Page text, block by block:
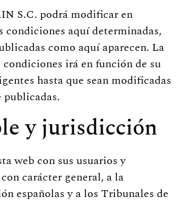
S.C. podrá modificar en
aquí determinadas,
como aquí aparecen. La
irá en función de su
hasta que sean modificadas
y jurisdicción
web con sus usuarios y
carácter general, a la
españolas y a los Tribunales de